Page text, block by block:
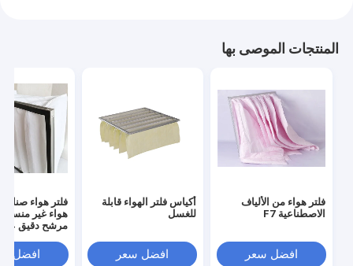
المنتجات الموصى بها
فلتر هواء من الألياف
الاصطناعية F7
افضل سعر
أكياس فلتر الهواء قابلة
للغسل
افضل سعر
فلتر هواء
هواء غير
مرشح دقيق G4
افضل